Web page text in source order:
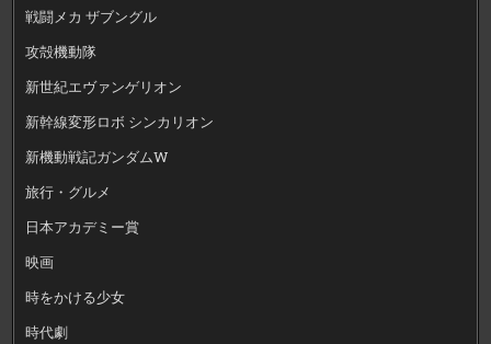
戦闘メカ ザブングル
攻殻機動隊
新世紀エヴァンゲリオン
新幹線変形ロボ シンカリオン
新機動戦記ガンダムW
旅行・グルメ
日本アカデミー賞
映画
時をかける少女
時代劇